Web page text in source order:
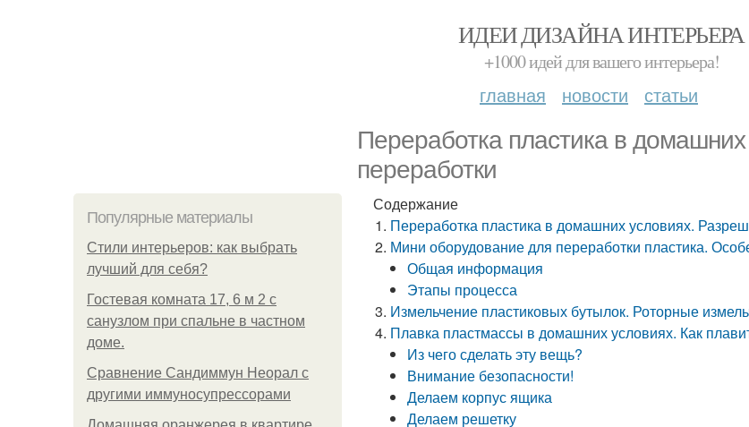
ИДЕИ ДИЗАЙНА ИНТЕРЬЕРА
+1000 идей для вашего интерьера!
главная новости статьи
Переработка пластика в
переработки
Популярные материалы
Стили интерьеров: как выбрать
лучший для себя?
Гостевая комната 17, 6 м 2 с
санузлом при спальне в частном
доме.
Сравнение Сандиммун Неорал с
другими иммуносупрессорами
Содержание
Переработка пластика в домашних условиях.
Мини оборудование для переработки пластика.
Общая информация
Этапы процесса
Измельчение пластиковых бутылок. Роторные
Плавка пластмассы в домашних условиях. Как
Из чего сделать эту вещь?
Внимание безопасности!
Делаем корпус ящика
Делаем решетку